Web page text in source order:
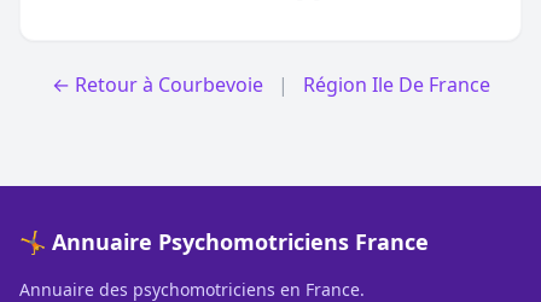
← Retour à Courbevoie | Région Ile De France
🤸 Annuaire Psychomotriciens France
Annuaire des psychomotriciens en France.